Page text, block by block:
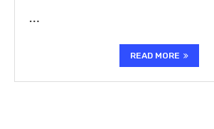
…
READ MORE